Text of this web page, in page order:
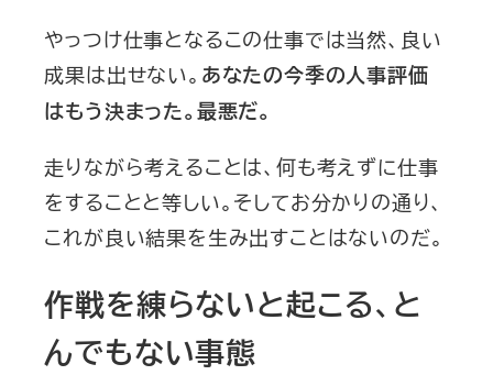
やっつけ仕事となるこの仕事では当然、良い
成果は出せない。 あなたの今季の人事評価
はもう決まった。最悪だ。
走りながら考えることは、何も考えずに仕事
をすることと等しい。そしてお分かりの通り、
これが良い結果を生み出すことはないのだ。
作戦を練らないと起こる、と
んでもない事態